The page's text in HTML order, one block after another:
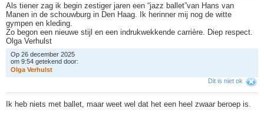
Als tiener zag ik begin zestiger jaren een “jazz ballet”van Hans van
Manen in de schouwburg in Den Haag. Ik herinner mij nog de witte
gympen en kleding.
Zo begon een nieuwe stijl en een indrukwekkende carrière. Diep respect.
Olga Verhulst
Op 26 december 2025
om 9:54 getekend door:
Olga Verhulst
Dit is niet ok
Ik heb niets met ballet, maar weet wel dat het een heel zwaar beroep is.